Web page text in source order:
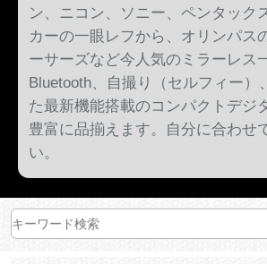
ン、ニコン、ソニー、ペンタック
カーの一眼レフから、オリンパス
ーサーズなど今人気のミラーレス
Bluetooth、自撮り（セルフィー）
た最新機能搭載のコンパクトデジ
豊富に品揃えます。自分に合わせ
い。